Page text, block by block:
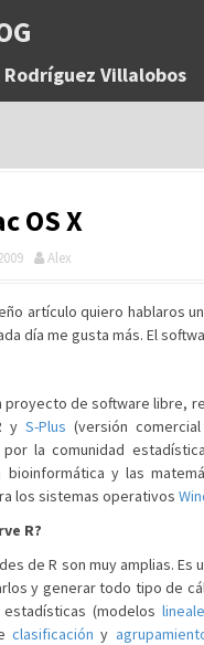
Rodríguez Villalobos
OS X
Alex
artículo quiero hablaros
día me gusta más. El
proyecto de software libre,
y S-Plus (versión
por la comunidad
bioinformática y las
los sistemas operativos
R?
de R son muy amplias.
y generar todo tipo de
(modelos
clasificación y